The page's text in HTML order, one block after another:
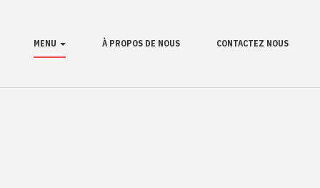
MENU À PROPOS DE NOUS CONTACTEZ NOUS